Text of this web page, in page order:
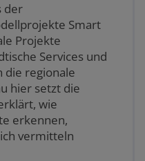
der
Smart
Projekte
Services und
die regionale
hier setzt die
wie
erkennen,
vermitteln